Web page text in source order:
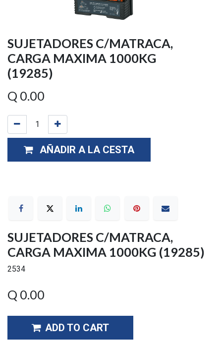
SUJETADORES C/MATRACA,
CARGA MAXIMA 1000KG
(19285)
Q 0.00
AÑADIR A LA CESTA
SUJETADORES C/MATRACA,
CARGA MAXIMA 1000KG (19285)
2534
Q 0.00
ADD TO CART